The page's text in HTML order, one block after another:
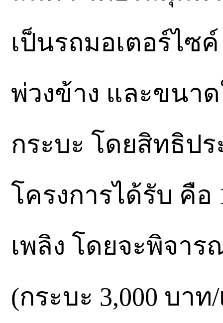
เป็นรถมอเตอร์ไซ
พ่วงข้าง และขนา
กระบะ โดยสิทธิป
โครงการได้รับ คื
เพลิง โดยจะพิจา
(กระบะ 3,000 บา